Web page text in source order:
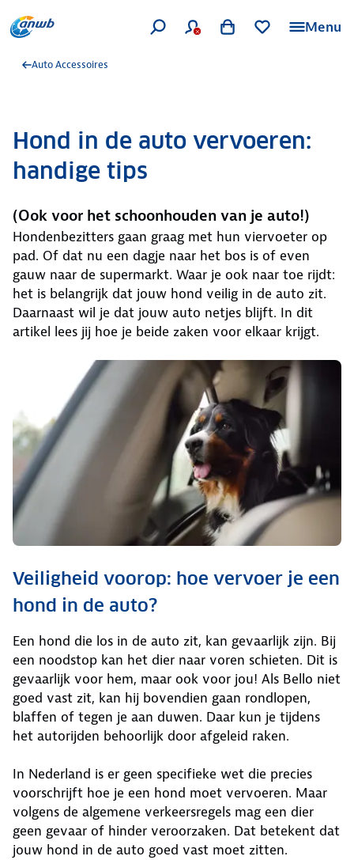
Menu
Auto Accessoires
Hond in de auto vervoeren:
handige tips
(Ook voor het schoonhouden van je auto!)
Hondenbezitters gaan graag met hun viervoeter op
pad. Of dat nu een dagje naar het bos is of even
gauw naar de supermarkt. Waar je ook naar toe rijdt:
het is belangrijk dat jouw hond veilig in de auto zit.
Daarnaast wil je dat jouw auto netjes blijft. In dit
artikel lees jij hoe je beide zaken voor elkaar krijgt.
Veiligheid voorop: hoe vervoer je een
hond in de auto?
Een hond die los in de auto zit, kan gevaarlijk zijn. Bij
een noodstop kan het dier naar voren schieten. Dit is
gevaarlijk voor hem, maar ook voor jou! Als Bello niet
goed vast zit, kan hij bovendien gaan rondlopen,
blaffen of tegen je aan duwen. Daar kun je tijdens
het autorijden behoorlijk door afgeleid raken.
In Nederland is er geen specifieke wet die precies
voorschrijft hoe je een hond moet vervoeren. Maar
volgens de algemene verkeersregels mag een dier
geen gevaar of hinder veroorzaken. Dat betekent dat
jouw hond in de auto goed vast moet zitten.